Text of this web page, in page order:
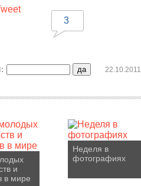
3
22.10.2011
и
в мире
Неделя в
фотографиях